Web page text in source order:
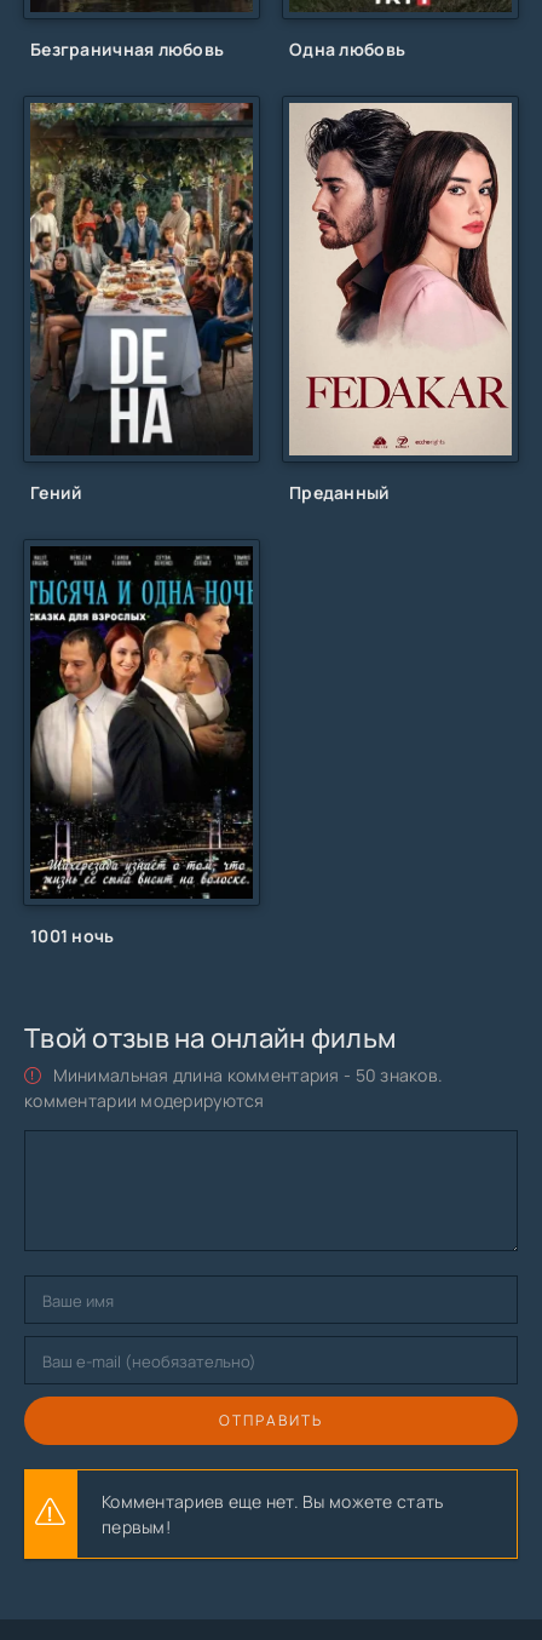
Безграничная любовь Одна любовь
Гений Преданный
1001 ночь
Твой отзыв на онлайн фильм
Минимальная длина комментария - 50 знаков.
комментарии модерируются
ОТПРАВИТЬ
Комментариев еще нет. Вы можете стать
первым!